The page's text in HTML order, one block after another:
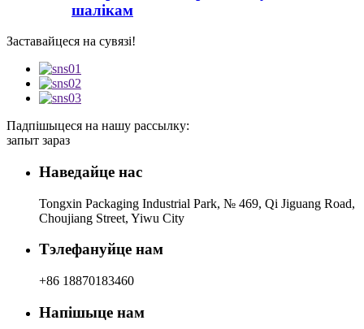
шалікам
Заставайцеся на сувязі!
Падпішыцеся на нашу рассылку:
запыт зараз
Наведайце нас
Tongxin Packaging Industrial Park, № 469, Qi Jiguang Road,
Choujiang Street, Yiwu City
Тэлефануйце нам
+86 18870183460
Напішыце нам